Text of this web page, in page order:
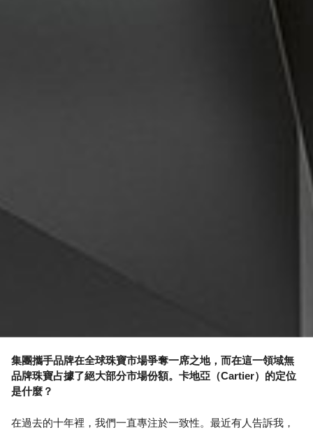
集團攜手品牌在全球珠寶市場爭奪一席之地，而在這一領域無
品牌珠寶占據了絕大部分市場份額。卡地亞（Cartier）的定位
是什麼？
在過去的十年裡，我們一直專注於一致性。最近有人告訴我，